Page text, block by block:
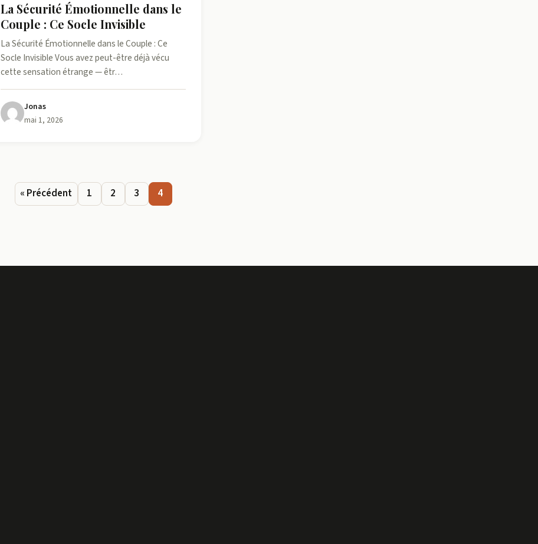
La Sécurité Émotionnelle dans le
Couple : Ce Socle Invisible
La Sécurité Émotionnelle dans le Couple : Ce
Socle Invisible Vous avez peut-être déjà vécu
cette sensation étrange — êtr…
Jonas
mai 1, 2026
« Précédent 1 2 3 4